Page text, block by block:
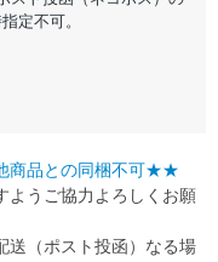
定不可。
品との同梱不可★★
ようご協力よろしくお願
送（ポスト投函）なる場